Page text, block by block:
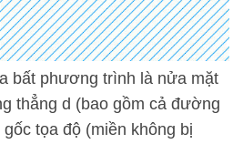
bất phương trình là nửa mặt
thẳng d (bao gồm cả đường
tọa độ (miền không bị